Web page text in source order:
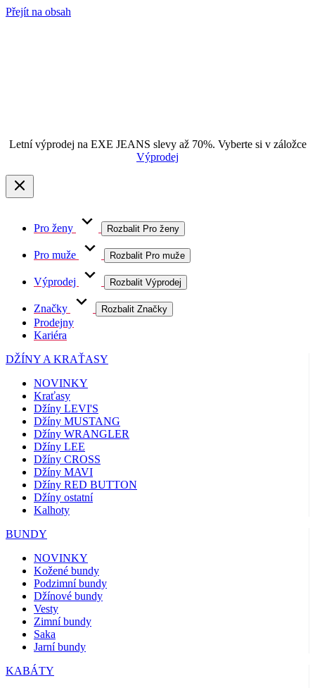
Přejít na obsah
Letní výprodej na EXE JEANS slevy až 70%. Vyberte si v záložce
Výprodej
Pro ženy Rozbalit Pro ženy
Pro muže Rozbalit Pro muže
Výprodej Rozbalit Výprodej
Značky Rozbalit Značky
Prodejny
Kariéra
DŽÍNY A KRAŤASY
NOVINKY
Kraťasy
Džíny LEVI'S
Džíny MUSTANG
Džíny WRANGLER
Džíny LEE
Džíny CROSS
Džíny MAVI
Džíny RED BUTTON
Džíny ostatní
Kalhoty
BUNDY
NOVINKY
Kožené bundy
Podzimní bundy
Džínové bundy
Vesty
Zimní bundy
Saka
Jarní bundy
KABÁTY